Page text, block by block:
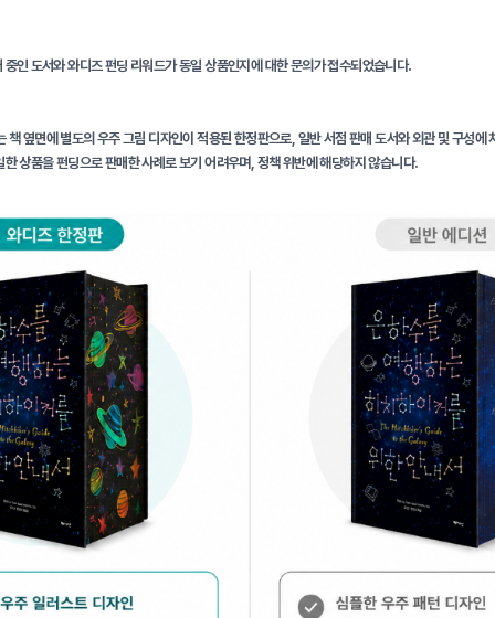
인 도서와 와디즈 펀딩 리워드가 동일 상품인지에 대한 문의가 접수되었습니다.
책 옆면에 별도의 우주 그림 디자인이 적용된 한정판으로, 일반 서점 판매 도서와 외관 및 구성에
상품을 펀딩으로 판매한 사례로 보기 어려우며, 정책 위반에 해당하지 않습니다.